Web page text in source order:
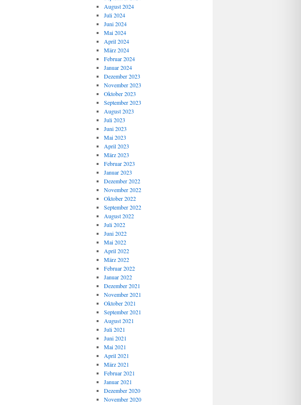
August 2024
Juli 2024
Juni 2024
Mai 2024
April 2024
März 2024
Februar 2024
Januar 2024
Dezember 2023
November 2023
Oktober 2023
September 2023
August 2023
Juli 2023
Juni 2023
Mai 2023
April 2023
März 2023
Februar 2023
Januar 2023
Dezember 2022
November 2022
Oktober 2022
September 2022
August 2022
Juli 2022
Juni 2022
Mai 2022
April 2022
März 2022
Februar 2022
Januar 2022
Dezember 2021
November 2021
Oktober 2021
September 2021
August 2021
Juli 2021
Juni 2021
Mai 2021
April 2021
März 2021
Februar 2021
Januar 2021
Dezember 2020
November 2020